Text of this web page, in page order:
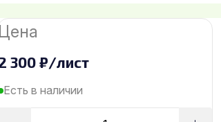
300 ₽/лист
Есть в наличии